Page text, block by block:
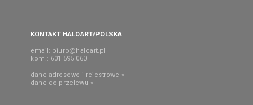
KONTAKT HALOART/POLSKA
email: biuro@haloart.pl
kom.: 601 595 060
dane adresowe i rejestrowe »
dane do przelewu »